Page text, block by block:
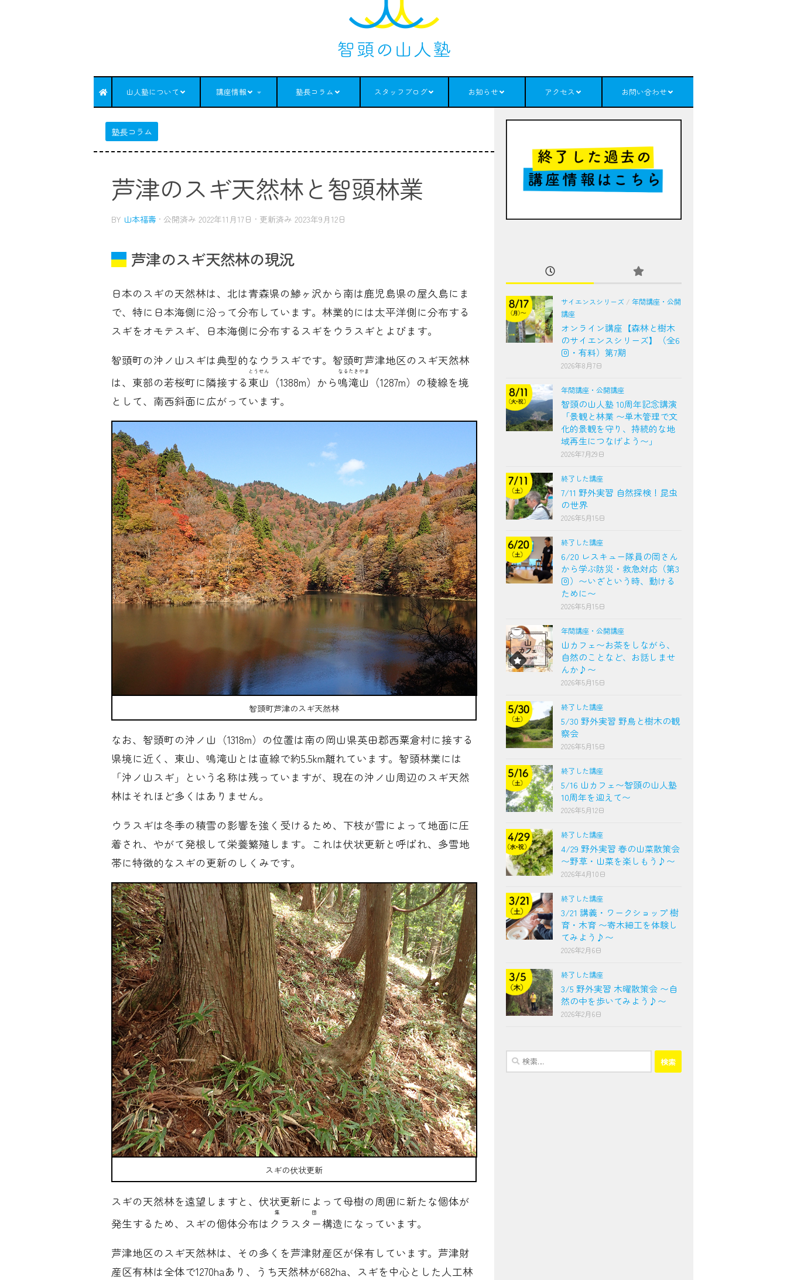
山人塾について 講座情報 塾長コラム スタッフブログ お知らせ アクセス お問い合わせ
塾長コラム
芦津のスギ天然林と智頭林業
BY 山本福壽 · 公開済み 2022年11月17日 · 更新済み 2023年9月12日
芦津のスギ天然林の現況
日本のスギの天然林は、北は青森県の鯵ヶ沢から南は鹿児島県の屋久島にま
で、特に日本海側に沿って分布しています。林業的には太平洋側に分布する
スギをオモテスギ、日本海側に分布するスギをウラスギとよびます。
智頭町の沖ノ山スギは典型的なウラスギです。智頭町芦津地区のスギ天然林
は、東部の若桜町に隣接する 東山
とうせん
（1388m）から 鳴滝山
なるたきやま
（1287m）の稜線を境
として、南西斜面に広がっています。
智頭町芦津のスギ天然林
なお、智頭町の沖ノ山（1318m）の位置は南の岡山県英田郡西粟倉村に接する
県境に近く、東山、鳴滝山とは直線で約5.5km離れています。智頭林業には
「沖ノ山スギ」という名称は残っていますが、現在の沖ノ山周辺のスギ天然
林はそれほど多くはありません。
ウラスギは冬季の積雪の影響を強く受けるため、下枝が雪によって地面に圧
着され、やがて発根して栄養繁殖します。これは伏状更新と呼ばれ、多雪地
帯に特徴的なスギの更新のしくみです。
スギの伏状更新
スギの天然林を遠望しますと、伏状更新によって母樹の周囲に新たな個体が
発生するため、スギの個体分布は クラスター
集団
構造になっています。
芦津地区のスギ天然林は、その多くを芦津財産区が保有しています。芦津財
産区有林は全体で1270haあり、うち天然林が682ha、スギを中心とした人工林
サイエンスシリーズ / 年間講座・公開
講座
オンライン講座【森林と樹木
のサイエンスシリーズ】（全6
回・有料）第7期
2026年8月7日
年間講座・公開講座
智頭の山人塾 10周年記念講演
「景観と林業 〜単木管理で文
化的景観を守り、持続的な地
域再生につなげよう〜」
2026年7月29日
終了した講座
7/11 野外実習 自然探検！昆虫
の世界
2026年5月15日
終了した講座
6/20 レスキュー隊員の岡さん
から学ぶ防災・救急対応（第3
回）〜いざという時、動ける
ために〜
2026年5月15日
年間講座・公開講座
山カフェ〜お茶をしながら、
自然のことなど、お話しませ
んか♪〜
2026年5月15日
終了した講座
5/30 野外実習 野鳥と樹木の観
察会
2026年5月15日
終了した講座
5/16 山カフェ〜智頭の山人塾
10周年を迎えて〜
2026年5月12日
終了した講座
4/29 野外実習 春の山菜散策会
〜野草・山菜を楽しもう♪〜
2026年4月10日
終了した講座
3/21 講義・ワークショップ 樹
育・木育 〜寄木細工を体験し
てみよう♪〜
2026年2月6日
終了した講座
3/5 野外実習 木曜散策会 〜自
然の中を歩いてみよう♪〜
2026年2月6日
検
索: